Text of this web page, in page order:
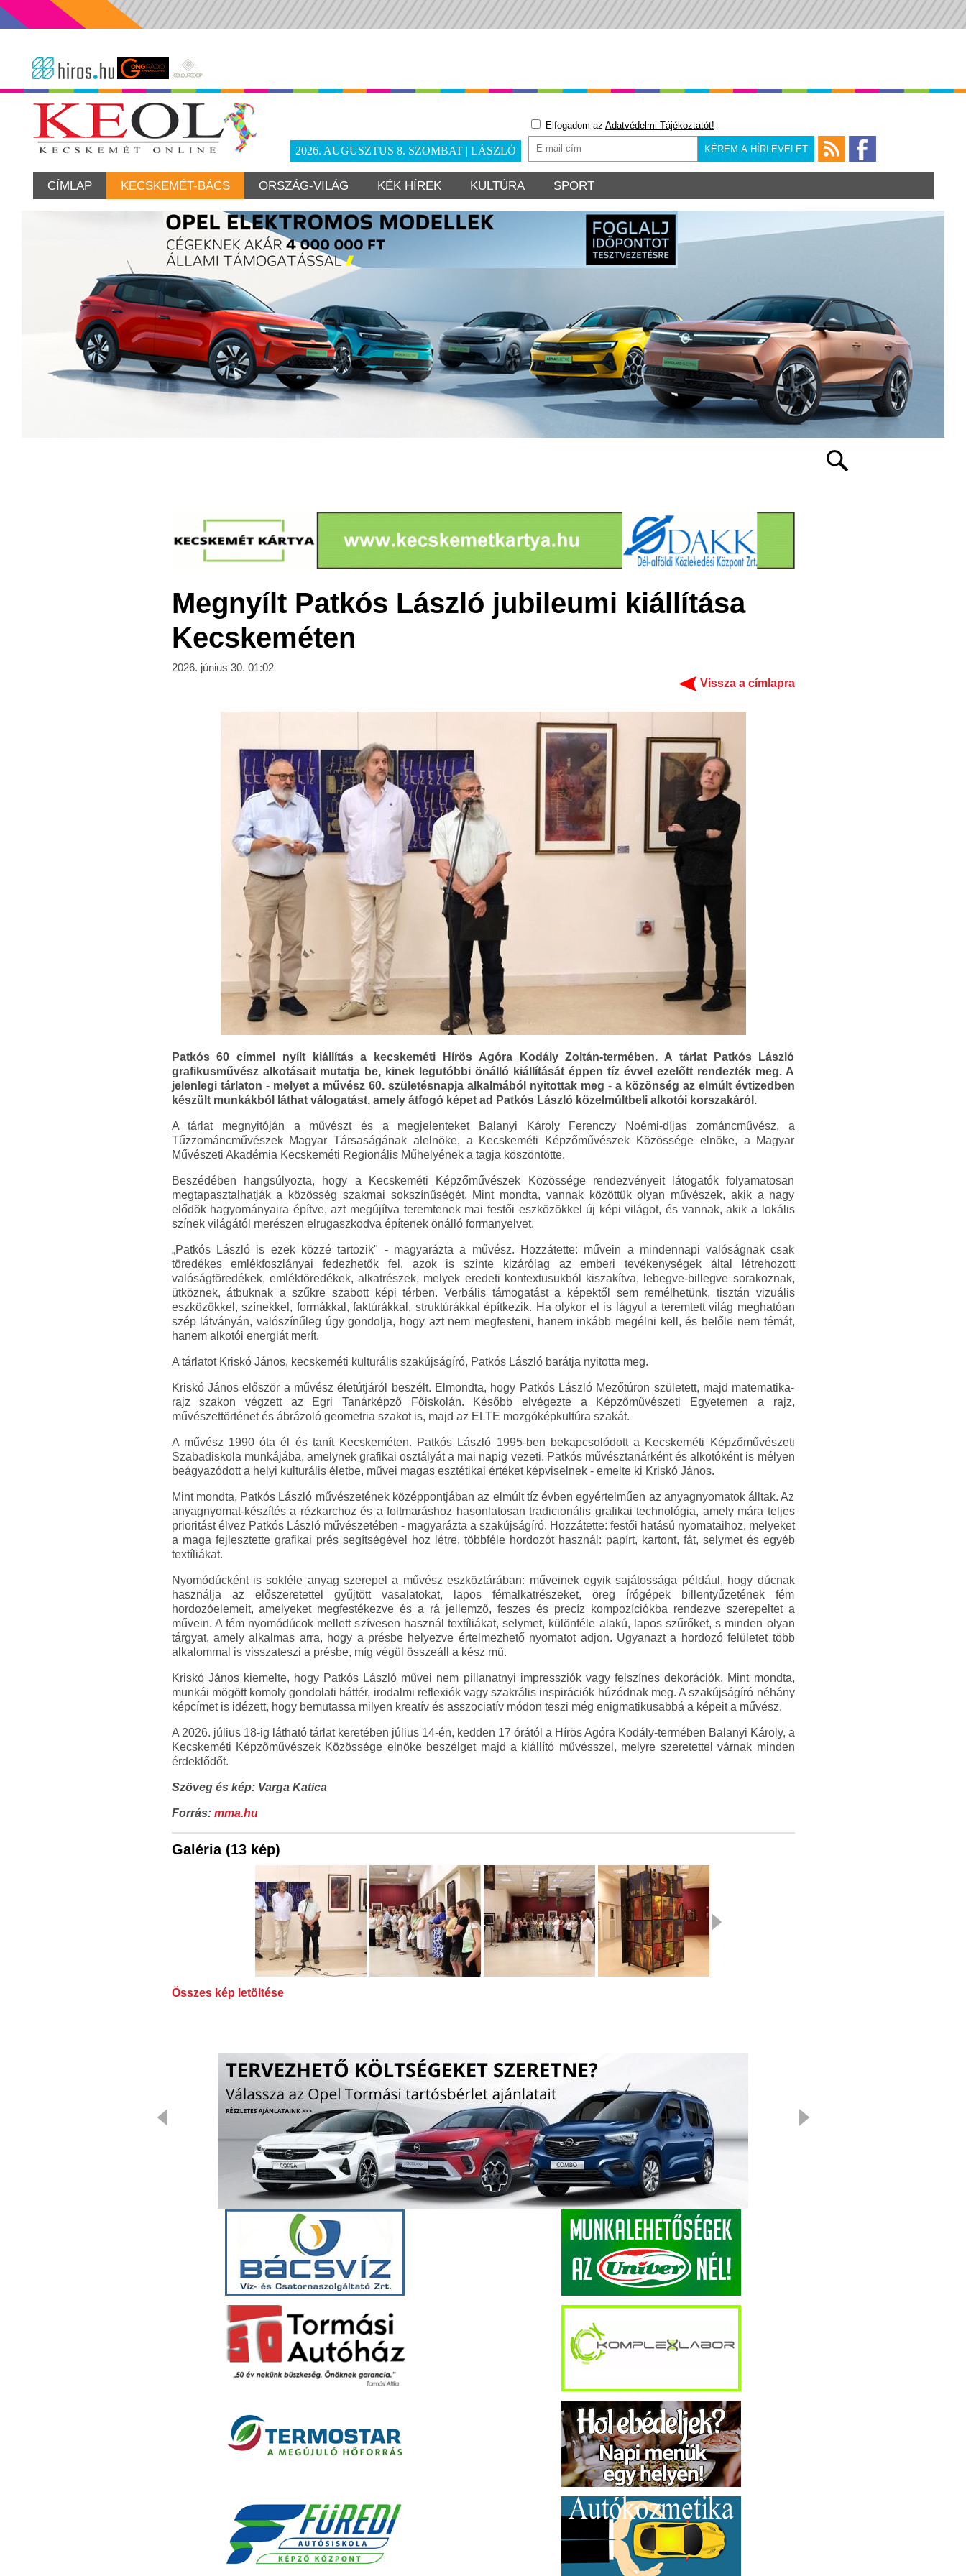
2026. AUGUSZTUS 8. SZOMBAT | LÁSZLÓ
Elfogadom az Adatvédelmi Tájékoztatót!
CÍMLAP KECSKEMÉT-BÁCS ORSZÁG-VILÁG KÉK HÍREK KULTÚRA SPORT
Megnyílt Patkós László jubileumi kiállítása
Kecskeméten
2026. június 30. 01:02
Vissza a címlapra
Patkós 60 címmel nyílt kiállítás a kecskeméti Hírös Agóra Kodály Zoltán-termében. A tárlat Patkós László
grafikusművész alkotásait mutatja be, kinek legutóbbi önálló kiállítását éppen tíz évvel ezelőtt rendezték meg. A
jelenlegi tárlaton - melyet a művész 60. születésnapja alkalmából nyitottak meg - a közönség az elmúlt évtizedben
készült munkákból láthat válogatást, amely átfogó képet ad Patkós László közelmúltbeli alkotói korszakáról.
A tárlat megnyitóján a művészt és a megjelenteket Balanyi Károly Ferenczy Noémi-díjas zománcművész, a
Tűzzománcművészek Magyar Társaságának alelnöke, a Kecskeméti Képzőművészek Közössége elnöke, a Magyar
Művészeti Akadémia Kecskeméti Regionális Műhelyének a tagja köszöntötte.
Beszédében hangsúlyozta, hogy a Kecskeméti Képzőművészek Közössége rendezvényeit látogatók folyamatosan
megtapasztalhatják a közösség szakmai sokszínűségét. Mint mondta, vannak közöttük olyan művészek, akik a nagy
elődök hagyományaira építve, azt megújítva teremtenek mai festői eszközökkel új képi világot, és vannak, akik a lokális
színek világától merészen elrugaszkodva építenek önálló formanyelvet.
„Patkós László is ezek közzé tartozik" - magyarázta a művész. Hozzátette: művein a mindennapi valóságnak csak
töredékes emlékfoszlányai fedezhetők fel, azok is szinte kizárólag az emberi tevékenységek által létrehozott
valóságtöredékek, emléktöredékek, alkatrészek, melyek eredeti kontextusukból kiszakítva, lebegve-billegve sorakoznak,
ütköznek, átbuknak a szűkre szabott képi térben. Verbális támogatást a képektől sem remélhetünk, tisztán vizuális
eszközökkel, színekkel, formákkal, faktúrákkal, struktúrákkal építkezik. Ha olykor el is lágyul a teremtett világ meghatóan
szép látványán, valószínűleg úgy gondolja, hogy azt nem megfesteni, hanem inkább megélni kell, és belőle nem témát,
hanem alkotói energiát merít.
A tárlatot Kriskó János, kecskeméti kulturális szakújságíró, Patkós László barátja nyitotta meg.
Kriskó János először a művész életútjáról beszélt. Elmondta, hogy Patkós László Mezőtúron született, majd matematika-
rajz szakon végzett az Egri Tanárképző Főiskolán. Később elvégezte a Képzőművészeti Egyetemen a rajz,
művészettörténet és ábrázoló geometria szakot is, majd az ELTE mozgóképkultúra szakát.
A művész 1990 óta él és tanít Kecskeméten. Patkós László 1995-ben bekapcsolódott a Kecskeméti Képzőművészeti
Szabadiskola munkájába, amelynek grafikai osztályát a mai napig vezeti. Patkós művésztanárként és alkotóként is mélyen
beágyazódott a helyi kulturális életbe, művei magas esztétikai értéket képviselnek - emelte ki Kriskó János.
Mint mondta, Patkós László művészetének középpontjában az elmúlt tíz évben egyértelműen az anyagnyomatok álltak. Az
anyagnyomat-készítés a rézkarchoz és a foltmaráshoz hasonlatosan tradicionális grafikai technológia, amely mára teljes
prioritást élvez Patkós László művészetében - magyarázta a szakújságíró. Hozzátette: festői hatású nyomataihoz, melyeket
a maga fejlesztette grafikai prés segítségével hoz létre, többféle hordozót használ: papírt, kartont, fát, selymet és egyéb
textíliákat.
Nyomódúcként is sokféle anyag szerepel a művész eszköztárában: műveinek egyik sajátossága például, hogy dúcnak
használja az előszeretettel gyűjtött vasalatokat, lapos fémalkatrészeket, öreg írógépek billentyűzetének fém
hordozóelemeit, amelyeket megfestékezve és a rá jellemző, feszes és precíz kompozíciókba rendezve szerepeltet a
művein. A fém nyomódúcok mellett szívesen használ textíliákat, selymet, különféle alakú, lapos szűrőket, s minden olyan
tárgyat, amely alkalmas arra, hogy a présbe helyezve értelmezhető nyomatot adjon. Ugyanazt a hordozó felületet több
alkalommal is visszateszi a présbe, míg végül összeáll a kész mű.
Kriskó János kiemelte, hogy Patkós László művei nem pillanatnyi impressziók vagy felszínes dekorációk. Mint mondta,
munkái mögött komoly gondolati háttér, irodalmi reflexiók vagy szakrális inspirációk húzódnak meg. A szakújságíró néhány
képcímet is idézett, hogy bemutassa milyen kreatív és asszociatív módon teszi még enigmatikusabbá a képeit a művész.
A 2026. július 18-ig látható tárlat keretében július 14-én, kedden 17 órától a Hírös Agóra Kodály-termében Balanyi Károly, a
Kecskeméti Képzőművészek Közössége elnöke beszélget majd a kiállító művésszel, melyre szeretettel várnak minden
érdeklődőt.
Szöveg és kép: Varga Katica
Forrás: mma.hu
Galéria (13 kép)
Összes kép letöltése